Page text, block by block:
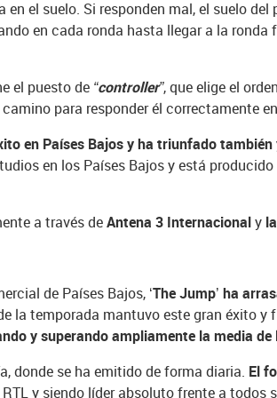
el suelo. Si responden mal, el suelo del
en cada ronda hasta llegar a la ronda
el puesto de “controller”, que elige el
para responder él correctamente
en Países Bajos y ha triunfado también
en los Países Bajos y está
a través deAntena 3 Internacionaly
de Países Bajos, ‘The Jump’ ha
la temporada mantuvo este gran éxito y
y superando ampliamente la media de
donde se ha emitido de forma diaria. El
y siendo líder absoluto frente a todos